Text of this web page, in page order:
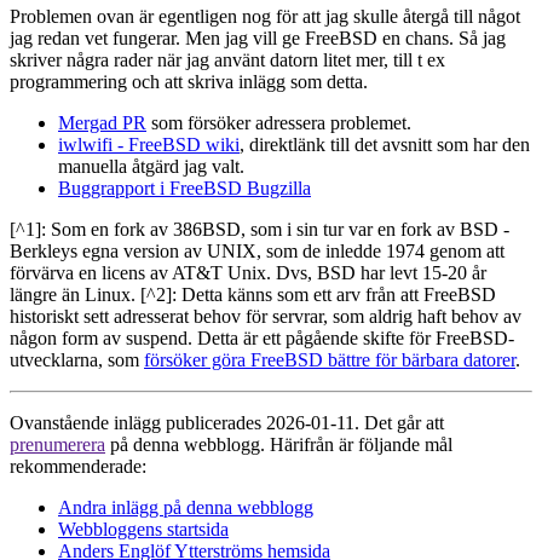
Problemen ovan är egentligen nog för att jag skulle återgå till något
jag redan vet fungerar. Men jag vill ge FreeBSD en chans. Så jag
skriver några rader när jag använt datorn litet mer, till t ex
programmering och att skriva inlägg som detta.
Mergad PR som försöker adressera problemet.
iwlwifi - FreeBSD wiki, direktlänk till det avsnitt som har den
manuella åtgärd jag valt.
Buggrapport i FreeBSD Bugzilla
[^1]: Som en fork av 386BSD, som i sin tur var en fork av BSD -
Berkleys egna version av UNIX, som de inledde 1974 genom att
förvärva en licens av AT&T Unix. Dvs, BSD har levt 15-20 år
längre än Linux. [^2]: Detta känns som ett arv från att FreeBSD
historiskt sett adresserat behov för servrar, som aldrig haft behov av
någon form av suspend. Detta är ett pågående skifte för FreeBSD-
utvecklarna, som försöker göra FreeBSD bättre för bärbara datorer.
Ovanstående inlägg publicerades 2026-01-11. Det går att
prenumerera på denna webblogg. Härifrån är följande mål
rekommenderade:
Andra inlägg på denna webblogg
Webbloggens startsida
Anders Englöf Ytterströms hemsida